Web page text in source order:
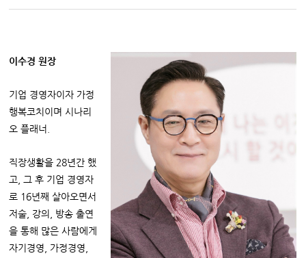
이수경 원장
기업 경영자이자 가정
행복코치이며 시나리
오 플래너.
직장생활을 28년간 했
고, 그 후 기업 경영자
로 16년째 살아오면서
저술, 강의, 방송 출연
을 통해 많은 사람에게
자기경영, 가정경영,